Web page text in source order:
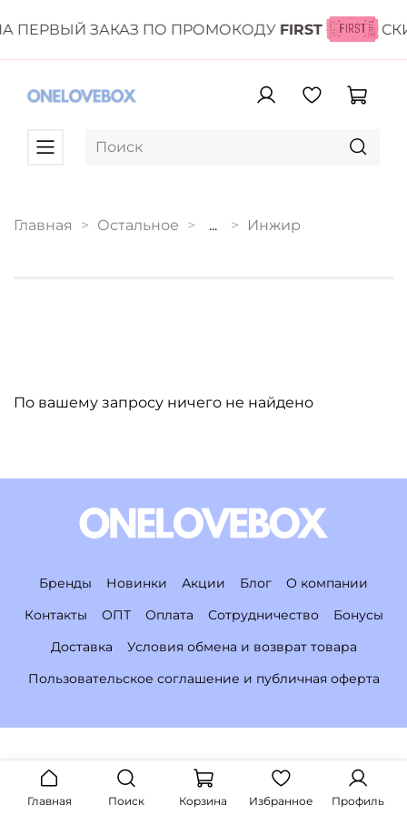
ПЕРВЫЙ ЗАКАЗ ПО ПРОМОКОДУ FIRST
Главная Остальное ... Инжир
По вашему запросу ничего не найдено
Бренды Новинки Акции Блог
О компании
Контакты
ОПТ Оплата Сотрудничество
Бонусы
Доставка
Условия обмена и возврат товара
Пользовательское соглашение и публичная оферта
Главная Поиск Корзина Избранное Профиль